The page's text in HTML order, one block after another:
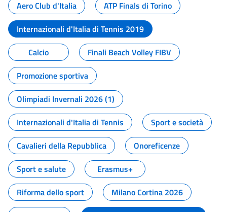
Aero Club d'Italia
ATP Finals di Torino
Internazionali d'Italia di Tennis 2019
Calcio
Finali Beach Volley FIBV
Promozione sportiva
Olimpiadi Invernali 2026 (1)
Internazionali d'Italia di Tennis
Sport e società
Cavalieri della Repubblica
Onoreficenze
Sport e salute
Erasmus+
Riforma dello sport
Milano Cortina 2026